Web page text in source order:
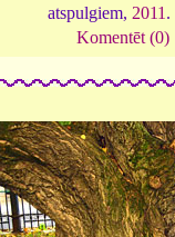
atspulgiem, 2011 .
Komentēt (0)